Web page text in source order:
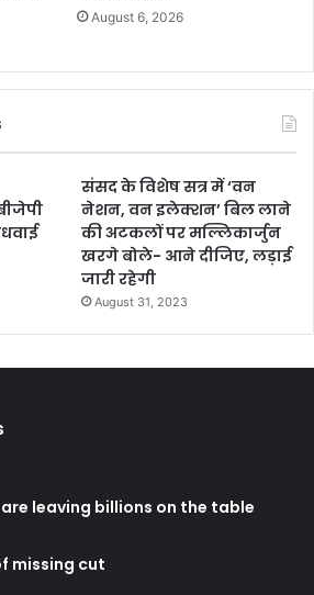
August 6, 2026
संसद के विशेष सत्र में ‘वन
नेशन, वन इलेक्शन’ बिल लाने
की अटकलों पर मल्लिकार्जुन
खरगे बोले- आने दीजिए, लड़ाई
जारी रहेगी
August 31, 2023
leaving billions on the table
missing cut